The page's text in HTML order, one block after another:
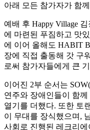
아래 모든 참가자가 함
예배 후 Happy Village
에 마련된 푸짐하고 맛
에 이어 올해도 HABIT
장에 직접 출동해 갓 구
로써 참가자들에게 큰
이어진 2부 순서는
연주와 장애인들이 함
열기를 더했다. 또한 토
이 무대를 장식했으며,
사회로 진행된 레크리